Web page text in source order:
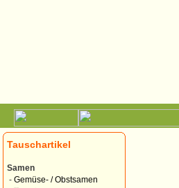
Tauschartikel
Samen
- Gemüse- / Obstsamen